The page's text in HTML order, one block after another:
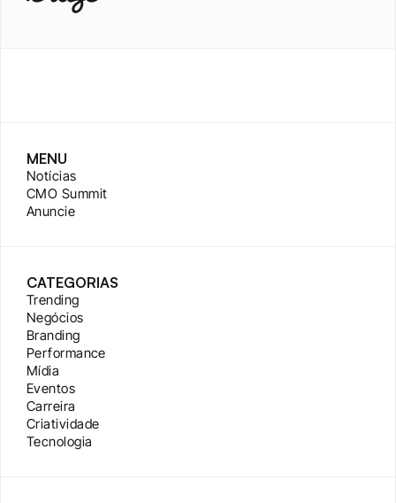
MENU
Notícias
CMO Summit
Anuncie
CATEGORIAS
Trending
Negócios
Branding
Performance
Mídia
Eventos
Carreira
Criatividade
Tecnologia